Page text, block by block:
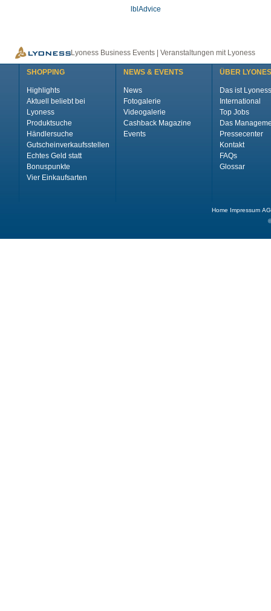
lblAdvice
Lyoness Business Events | Veranstaltungen mit Lyoness
SHOPPING
Highlights
Aktuell beliebt bei
Lyoness
Produktsuche
Händlersuche
Gutscheinverkaufsstellen
Echtes Geld statt
Bonuspunkte
Vier Einkaufsarten
NEWS & EVENTS
News
Fotogalerie
Videogalerie
Cashback Magazine
Events
ÜBER
Das ist Lyoness
International
Top Jobs
Das
Pressecenter
Kontakt
FAQs
Glossar
Home Impressum